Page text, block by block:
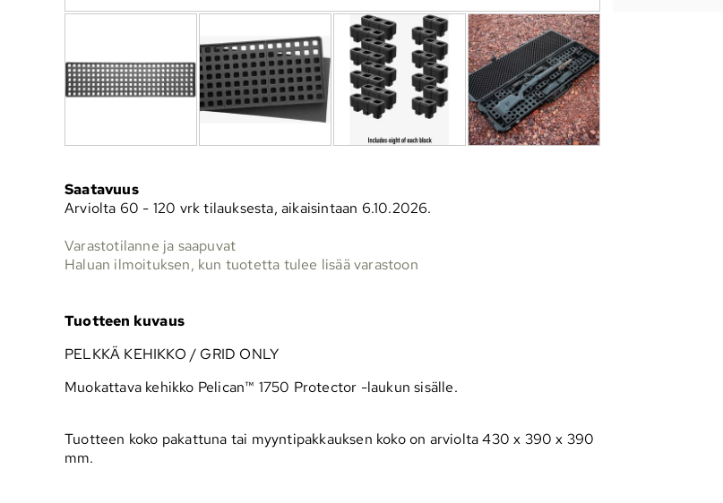
Saatavuus
Arviolta 60 - 120 vrk tilauksesta, aikaisintaan 6.10.2026.
Varastotilanne ja saapuvat
Haluan ilmoituksen, kun tuotetta tulee lisää varastoon
Tuotteen kuvaus
PELKKÄ KEHIKKO / GRID ONLY
Muokattava kehikko Pelican™ 1750 Protector -laukun sisälle.
Tuotteen koko pakattuna tai myyntipakkauksen koko on arviolta 430 x 390 x 390
mm.